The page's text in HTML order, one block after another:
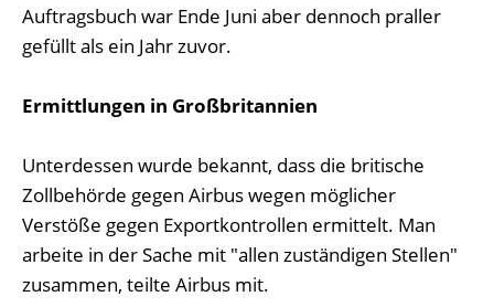
Auftragsbuch war Ende Juni aber dennoch praller
gefüllt als ein Jahr zuvor.
Ermittlungen in Großbritannien
Unterdessen wurde bekannt, dass die britische
Zollbehörde gegen Airbus wegen möglicher
Verstöße gegen Exportkontrollen ermittelt. Man
arbeite in der Sache mit "allen zuständigen Stellen"
zusammen, teilte Airbus mit.